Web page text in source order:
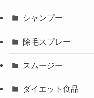
シャンプー
除毛スプレー
スムージー
ダイエット食品